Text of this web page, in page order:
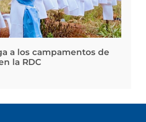
a los campamentos de
la RDC